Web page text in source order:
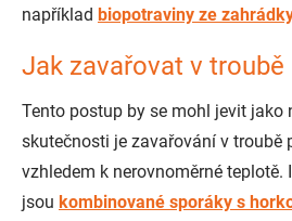
například biopotraviny ze
Jak zavařovat v troubě
Tento postup by se mohl jevit jako
skutečnosti je zavařování v troubě
vzhledem k nerovnoměrné teplotě.
jsou kombinované sporáky s